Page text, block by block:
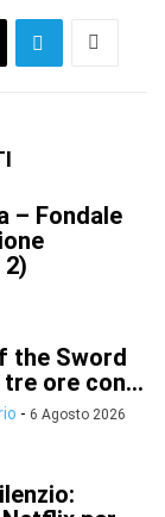
– Fondale
the Sword
ore con...
- 6 Agosto 2026